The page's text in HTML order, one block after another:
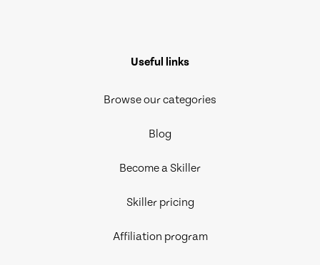
Useful links
Browse our categories
Blog
Become a Skiller
Skiller pricing
Affiliation program